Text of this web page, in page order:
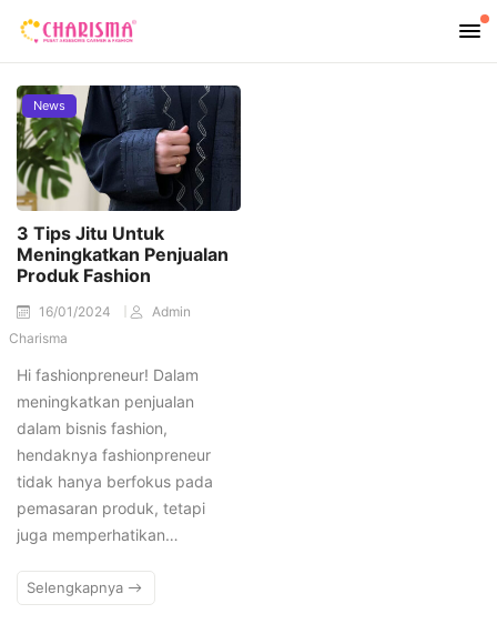
News
3 Tips Jitu Untuk
Meningkatkan Penjualan
Produk Fashion
16/01/2024
Admin
Charisma
Hi fashionpreneur! Dalam
meningkatkan penjualan
dalam bisnis fashion,
hendaknya fashionpreneur
tidak hanya berfokus pada
pemasaran produk, tetapi
juga memperhatikan…
Selengkapnya